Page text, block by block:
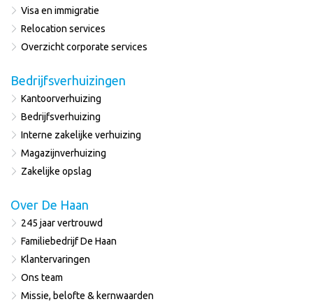
Visa en immigratie
Relocation services
Overzicht corporate services
Bedrijfsverhuizingen
Kantoorverhuizing
Bedrijfsverhuizing
Interne zakelijke verhuizing
Magazijnverhuizing
Zakelijke opslag
Over De Haan
245 jaar vertrouwd
Familiebedrijf De Haan
Klantervaringen
Ons team
Missie, belofte & kernwaarden